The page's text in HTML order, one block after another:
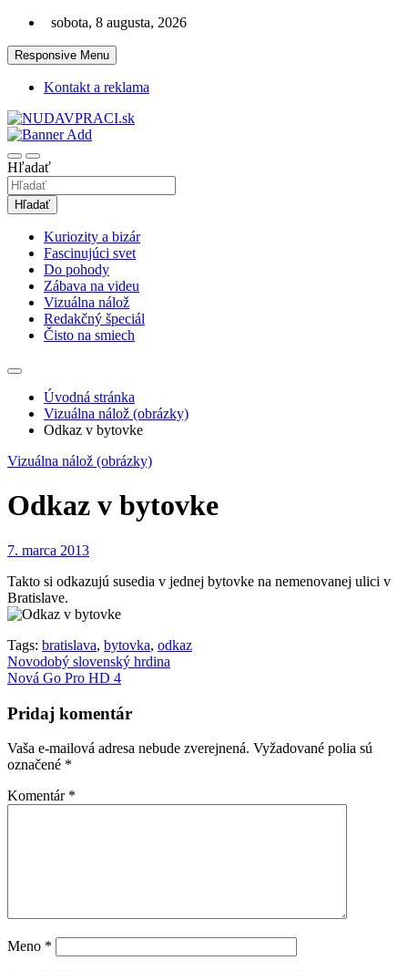
Skip
content
sobota, 8 augusta, 2026
Responsive Menu
Kontakt a reklama
nudaVpráci.sk
Hľadať
Hľadať
Kuriozity a bizár
Fascinujúci svet
Do pohody
Zábava na videu
Vizuálna nálož
Redakčný špeciál
Čisto na smiech
Úvodná stránka
Vizuálna nálož (obrázky)
Odkaz v bytovke
Vizuálna nálož (obrázky)
Odkaz v bytovke
7. marca 2013
Takto si odkazujú susedia v jednej bytovke na nemenovanej ulici v
Bratislave.
Tags: bratislava, bytovka, odkaz
Navigácia
v
článku
Novodobý slovenský hrdina
Nová Go Pro HD 4
Pridaj komentár
Vaša e-mailová adresa nebude zverejnená. Vyžadované polia sú
označené *
Komentár *
Meno *